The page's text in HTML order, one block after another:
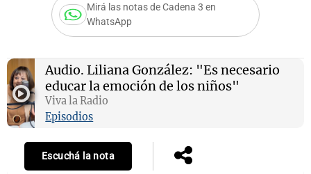
Mirá las notas de Cadena 3 en
WhatsApp
Audio. Liliana González: "Es necesario
educar la emoción de los niños"
Viva la Radio
Episodios
Escuchá la nota